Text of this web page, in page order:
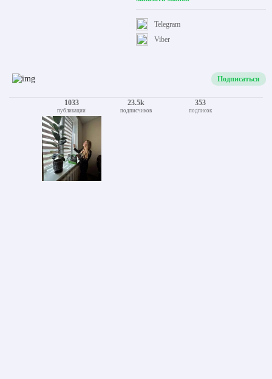
Viber
Telegram
Подписаться
1033
публикации
23.5k
подписчиков
353
подписок